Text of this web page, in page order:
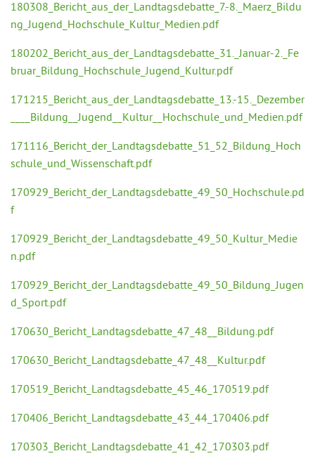
180308_Bericht_aus_der_Landtagsdebatte_7.-8._Maerz_Bildu
ng_Jugend_Hochschule_Kultur_Medien.pdf
180202_Bericht_aus_der_Landtagsdebatte_31._Januar-2._Fe
bruar_Bildung_Hochschule_Jugend_Kultur.pdf
171215_Bericht_aus_der_Landtagsdebatte_13.-15._Dezember
____Bildung__Jugend__Kultur__Hochschule_und_Medien.pdf
171116_Bericht_der_Landtagsdebatte_51_52_Bildung_Hoch
schule_und_Wissenschaft.pdf
170929_Bericht_der_Landtagsdebatte_49_50_Hochschule.pd
f
170929_Bericht_der_Landtagsdebatte_49_50_Kultur_Medie
n.pdf
170929_Bericht_der_Landtagsdebatte_49_50_Bildung_Jugen
d_Sport.pdf
170630_Bericht_Landtagsdebatte_47_48__Bildung.pdf
170630_Bericht_Landtagsdebatte_47_48__Kultur.pdf
170519_Bericht_Landtagsdebatte_45_46_170519.pdf
170406_Bericht_Landtagsdebatte_43_44_170406.pdf
170303_Bericht_Landtagsdebatte_41_42_170303.pdf